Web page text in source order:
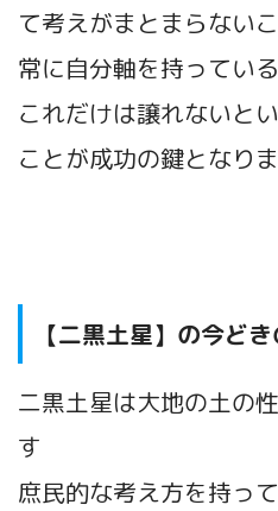
て考えがまとまらない
常に自分軸を持ってい
これだけは譲れないと
ことが成功の鍵となり
【二黒土星】の今ど
二黒土星は大地の土の
す
庶民的な考え方を持っ